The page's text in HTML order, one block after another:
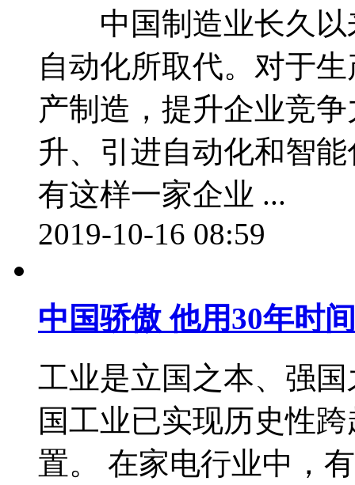
中国制造业长久以
自动化所取代。对于
产制造，提升企业竞
升、引进自动化和
有这样一家企业 ...
2019-10-16 08:59
中国骄傲 他用30年时
工业是立国之本、强
国工业已实现历史性
置。 在家电行业中，